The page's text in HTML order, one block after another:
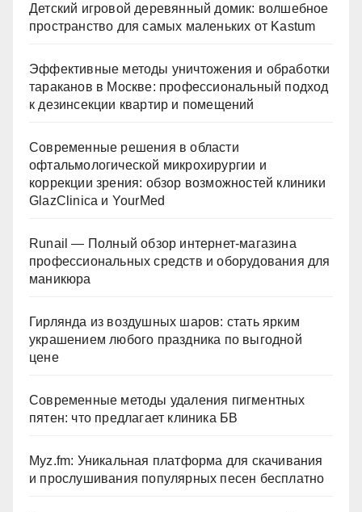
Детский игровой деревянный домик: волшебное
пространство для самых маленьких от Kastum
Эффективные методы уничтожения и обработки
тараканов в Москве: профессиональный подход
к дезинсекции квартир и помещений
Современные решения в области
офтальмологической микрохирургии и
коррекции зрения: обзор возможностей клиники
GlazClinica и YourMed
Runail — Полный обзор интернет-магазина
профессиональных средств и оборудования для
маникюра
Гирлянда из воздушных шаров: стать ярким
украшением любого праздника по выгодной
цене
Современные методы удаления пигментных
пятен: что предлагает клиника БВ
Myz.fm: Уникальная платформа для скачивания
и прослушивания популярных песен бесплатно